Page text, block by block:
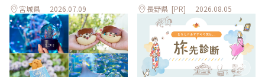
宮城県 2026.07.09 長野県 [PR] 2026.08.05